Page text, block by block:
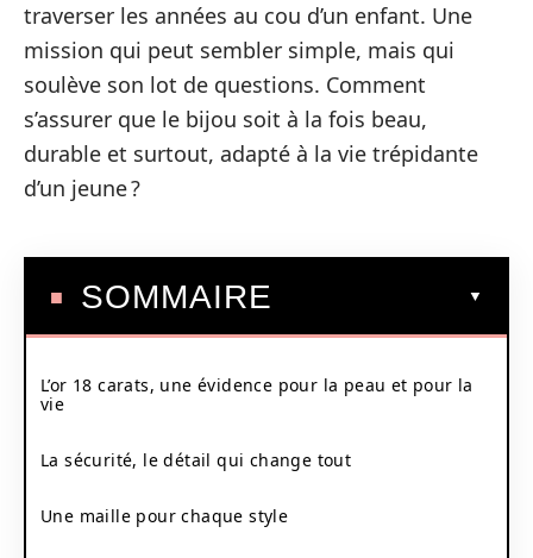
traverser les années au cou d’un enfant. Une
mission qui peut sembler simple, mais qui
soulève son lot de questions. Comment
s’assurer que le bijou soit à la fois beau,
durable et surtout, adapté à la vie trépidante
d’un jeune ?
SOMMAIRE
L’or 18 carats, une évidence pour la peau et pour la
vie
La sécurité, le détail qui change tout
Une maille pour chaque style